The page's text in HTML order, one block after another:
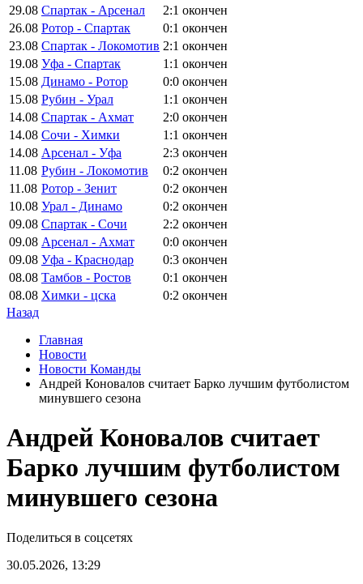
29.08 Спартак - Арсенал 2:1 окончен
26.08 Ротор - Спартак 0:1 окончен
23.08 Спартак - Локомотив 2:1 окончен
19.08 Уфа - Спартак 1:1 окончен
15.08 Динамо - Ротор 0:0 окончен
15.08 Рубин - Урал 1:1 окончен
14.08 Спартак - Ахмат 2:0 окончен
14.08 Сочи - Химки 1:1 окончен
14.08 Арсенал - Уфа 2:3 окончен
11.08 Рубин - Локомотив 0:2 окончен
11.08 Ротор - Зенит 0:2 окончен
10.08 Урал - Динамо 0:2 окончен
09.08 Спартак - Сочи 2:2 окончен
09.08 Арсенал - Ахмат 0:0 окончен
09.08 Уфа - Краснодар 0:3 окончен
08.08 Тамбов - Ростов 0:1 окончен
08.08 Химки - цска 0:2 окончен
Назад
Главная
Новости
Новости Команды
Андрей Коновалов считает Барко лучшим футболистом
минувшего сезона
Андрей Коновалов считает
Барко лучшим футболистом
минувшего сезона
Поделиться в соцсетях
30.05.2026, 13:29